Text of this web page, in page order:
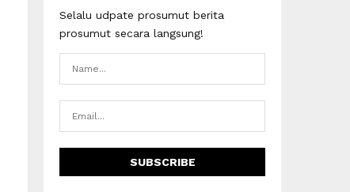
Selalu udpate prosumut berita
prosumut secara langsung!